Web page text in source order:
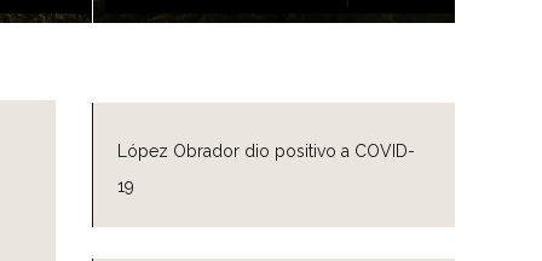
López Obrador dio positivo a COVID-
19